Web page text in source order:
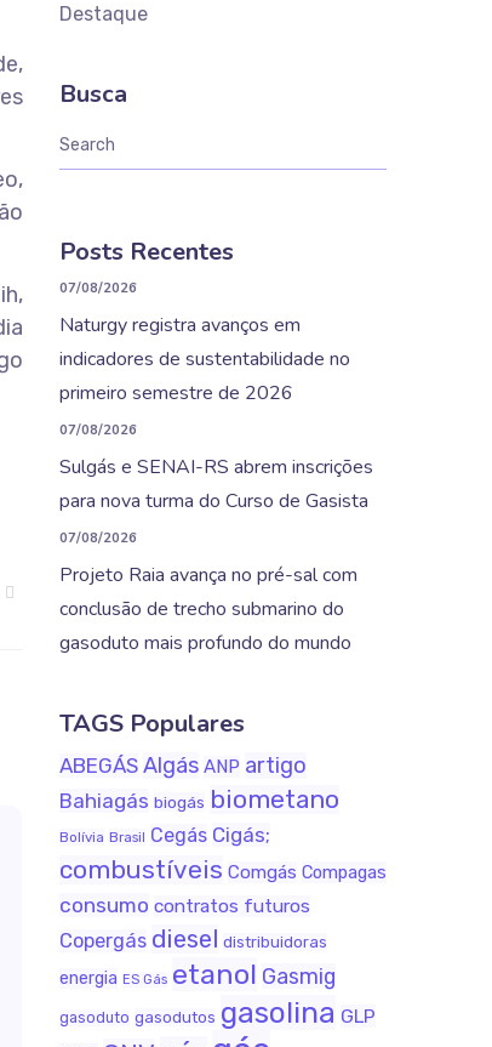
Destaque
Busca
Posts Recentes
07/08/2026
Naturgy registra avanços em
indicadores de sustentabilidade no
primeiro semestre de 2026
07/08/2026
Sulgás e SENAI-RS abrem inscrições
para nova turma do Curso de Gasista
07/08/2026
Projeto Raia avança no pré-sal com
conclusão de trecho submarino do
gasoduto mais profundo do mundo
TAGS Populares
ABEGÁS Algás ANP artigo
Bahiagás biogás biometano
Bolívia Brasil Cegás Cigás;
combustíveis Comgás Compagas
consumo contratos futuros
Copergás diesel distribuidoras
energia ES Gás etanol Gasmig
gasoduto gasodutos gasolina GLP